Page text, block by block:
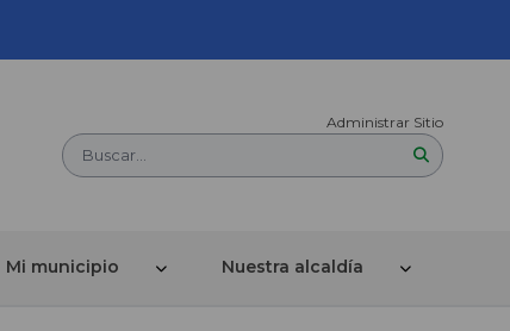
Administrar Sitio
Buscar...
Mi municipio Nuestra alcaldía